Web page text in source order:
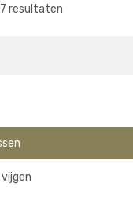
7 resultaten